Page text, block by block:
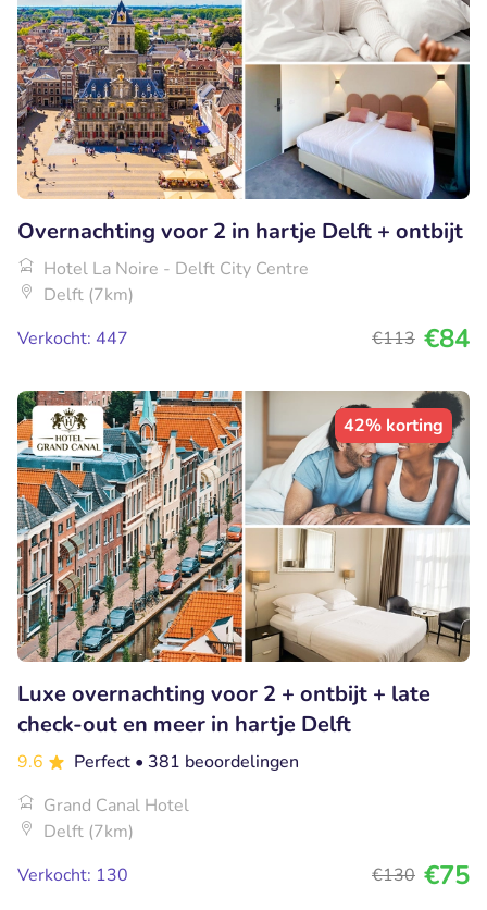
Overnachting voor 2 in hartje Delft + ontbijt
Hotel La Noire - Delft City Centre
Delft (7km)
Verkocht: 447
€113 €84
42% korting
Luxe overnachting voor 2 + ontbijt + late
check-out en meer in hartje Delft
9.6 Perfect • 381 beoordelingen
Grand Canal Hotel
Delft (7km)
Verkocht: 130
€130 €75